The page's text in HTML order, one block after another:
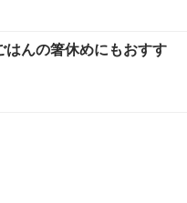
はんの箸休めにもおすす